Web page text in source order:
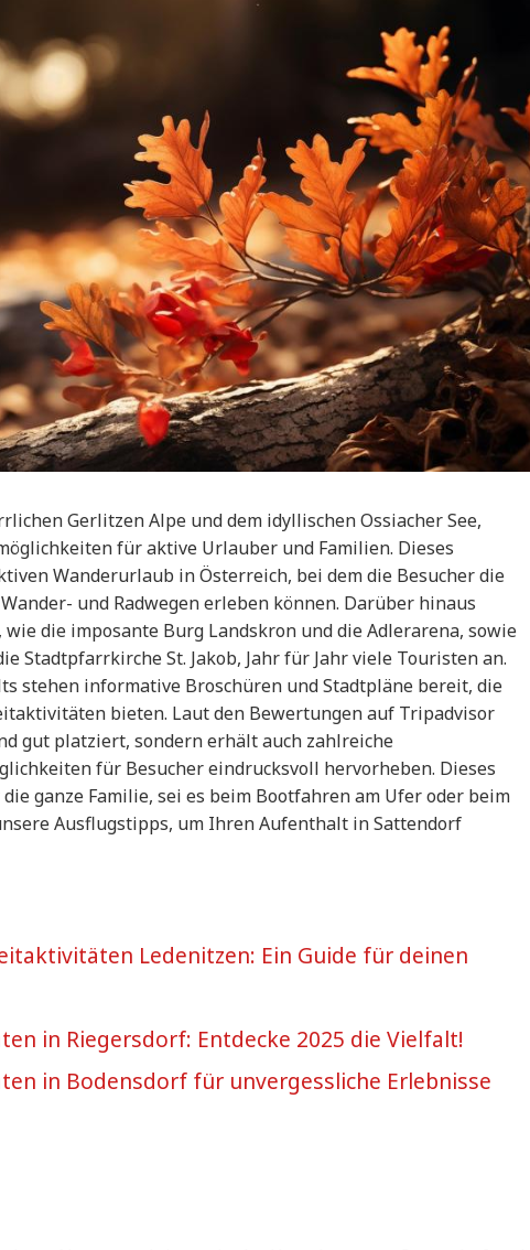
Gerlitzen Alpe und dem idyllischen Ossiacher See,
für aktive Urlauber und Familien. Dieses
Wanderurlaub in Österreich, bei dem die Besucher die
und Radwegen erleben können. Darüber hinaus
die imposante Burg Landskron und die Adlerarena, sowie
Stadtpfarrkirche St. Jakob, Jahr für Jahr viele Touristen an.
stehen informative Broschüren und Stadtpläne bereit, die
bieten. Laut den Bewertungen auf Tripadvisor
gut platziert, sondern erhält auch zahlreiche
für Besucher eindrucksvoll hervorheben. Dieses
ganze Familie, sei es beim Bootfahren am Ufer oder beim
Ausflugstipps, um Ihren Aufenthalt in Sattendorf
Ledenitzen: Ein Guide für deinen
in Riegersdorf: Entdecke 2025 die Vielfalt!
in Bodensdorf für unvergessliche Erlebnisse